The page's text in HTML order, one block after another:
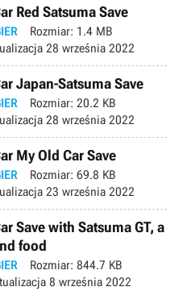
Red Satsuma Save
Rozmiar: 1.4 MB
28 września 2022
Japan-Satsuma Save
Rozmiar: 20.2 KB
28 września 2022
My Old Car Save
Rozmiar: 69.8 KB
23 września 2022
Save with Satsuma GT, a
food
Rozmiar: 844.7 KB
8 września 2022